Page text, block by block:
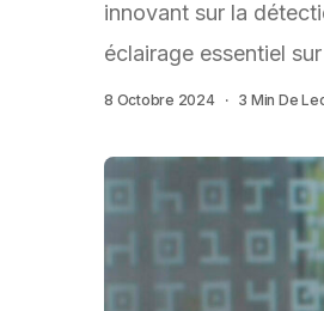
innovant sur la
éclairage essentiel
8 Octobre 2024 3 Min De